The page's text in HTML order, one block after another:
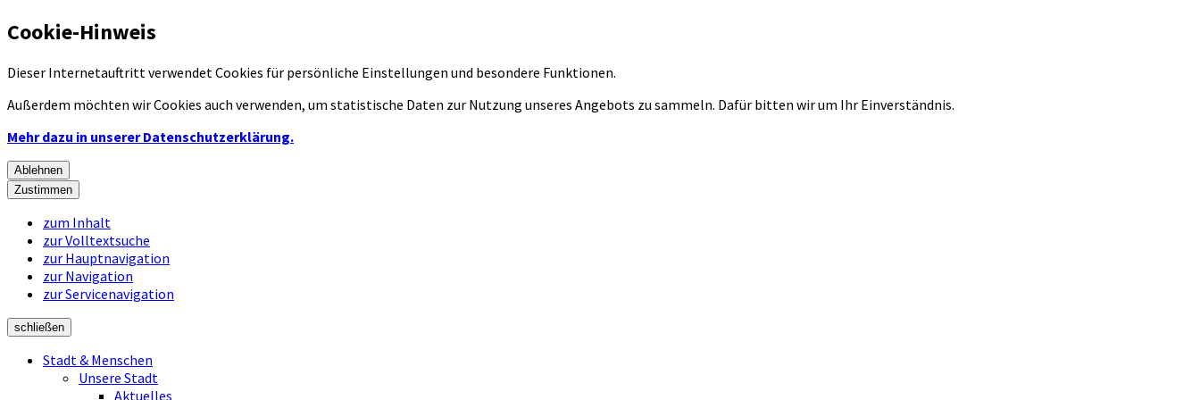
Cookie-Hinweis
Dieser Internetauftritt verwendet Cookies für persönliche Einstellungen und besondere Funktionen.
Außerdem möchten wir Cookies auch verwenden, um statistische Daten zur Nutzung unseres Angebots zu sammeln. Dafür bitten wir um Ihr Einverständnis.
Mehr dazu in unserer Datenschutzerklärung.
Ablehnen
Zustimmen
zum Inhalt
zur Volltextsuche
zur Hauptnavigation
zur Navigation
zur Servicenavigation
schließen
Stadt & Menschen
Unsere Stadt
Aktuelles